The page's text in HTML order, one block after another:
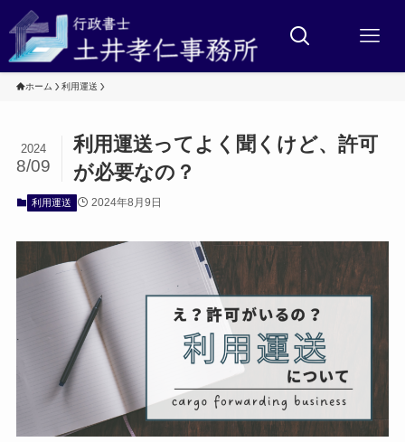
ホーム 利用運送
利用運送ってよく聞くけど、許可
が必要なの？
2024
8/09
利用運送 2024年8月9日